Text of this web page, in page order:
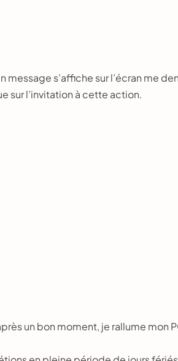
message s’affiche sur l’écran me
sur l’invitation à cette action.
un bon moment, je rallume mon